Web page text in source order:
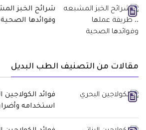
شرائح الخبز
وفوائدها الصحية
مقالات من التصنيف الطب البديل
فوائد الكولاجين
استخدامه